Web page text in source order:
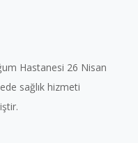
Hastanesi 26 Nisan
sağlık hizmeti